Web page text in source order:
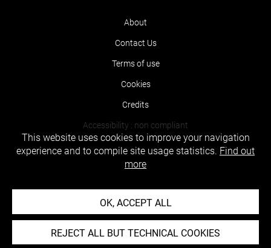
About
Contact Us
Terms of use
Cookies
Credits
Accessibility : non compliant
This website uses cookies to improve your navigation
experience and to compile site usage statistics. Find out
more
OK, ACCEPT ALL
REJECT ALL BUT TECHNICAL COOKIES